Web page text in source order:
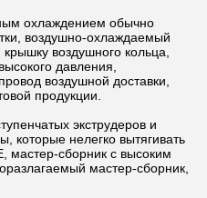
охлаждением обычно
воздушно-охлаждаемый
воздушного кольца,
давления,
воздушной доставки,
продукции.
экструдеров и
которые нелегко вытягивать
мастер-сборник с высоким
мастер-сборник,